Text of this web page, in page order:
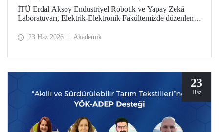
İTÜ Erdal Aksoy Endüstriyel Robotik ve Yapay Zekâ
Laboratuvarı, Elektrik-Elektronik Fakültemizde düzenlenen
23 Haz 2026 Akademik
23
Haz